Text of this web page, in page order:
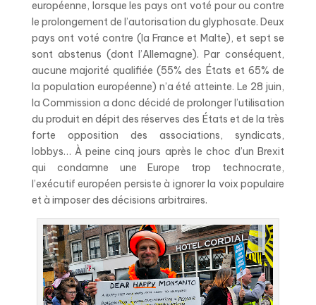
européenne, lorsque les pays ont voté pour ou contre
le prolongement de l’autorisation du glyphosate. Deux
pays ont voté contre (la France et Malte), et sept se
sont abstenus (dont l’Allemagne). Par conséquent,
aucune majorité qualifiée (55% des États et 65% de
la population européenne) n’a été atteinte. Le 28 juin,
la Commission a donc décidé de prolonger l’utilisation
du produit en dépit des réserves des États et de la très
forte opposition des associations, syndicats,
lobbys… À peine cinq jours après le choc d’un Brexit
qui condamne une Europe trop technocrate,
l’exécutif européen persiste à ignorer la voix populaire
et à imposer des décisions arbitraires.